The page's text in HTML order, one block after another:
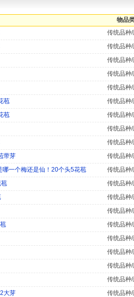
物品
传统品种
传统品种
传统品种
传统品种
传统品种
苞
传统品种
苞
传统品种
传统品种
传统品种
带芽
传统品种
哪一个梅还是仙！20个头5花苞
传统品种
传统品种
传统品种
传统品种
传统品种
传统品种
传统品种
传统品种
传统品种
大芽
传统品种